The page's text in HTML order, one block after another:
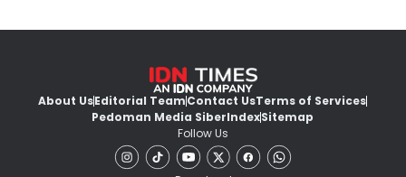
About UsEditorial TeamContact UsTerms of Services
Pedoman Media SiberIndexSitemap
Follow Us